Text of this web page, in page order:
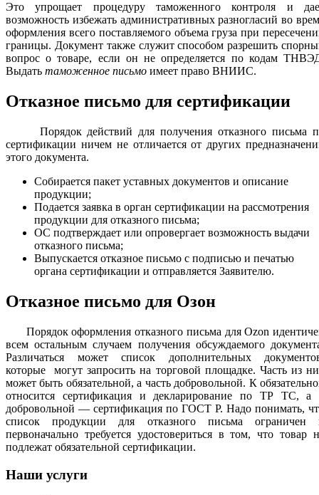
Это упрощает процедуру таможенного контроля и
возможность избежать административных разногласий во
оформления всего поставляемого объема груза при
границы. Документ также служит способом разрешить
вопрос о товаре, если он не определяется по кодам
Выдать таможенное письмо имеет право ВНИИС.
Отказное письмо для сертификации
Порядок действий для получения отказного письма
сертификации ничем не отличается от других
этого документа.
Собирается пакет уставных документов и описание
продукции;
Подается заявка в орган сертификации на рассмотрения
продукции для отказного письма;
ОС подтверждает или опровергает возможность выдачи
отказного письма;
Выпускается отказное письмо с подписью и печатью
органа сертификации и отправляется Заявителю.
Отказное письмо для Озон
Порядок оформления отказного письма для Ozon
всем остальным случаем получения обсуждаемого
Различаться может список дополнительных
которые могут запросить на торговой площадке. Часть из
может быть обязательной, а часть добровольной. К
относится сертификация и декларирование по ТР ТС, а
добровольной — сертификация по ГОСТ Р. Надо понимать,
список продукции для отказного письма ограничен
первоначально требуется удостовериться в том, что товар
подлежат обязательной сертификации.
Наши услуги